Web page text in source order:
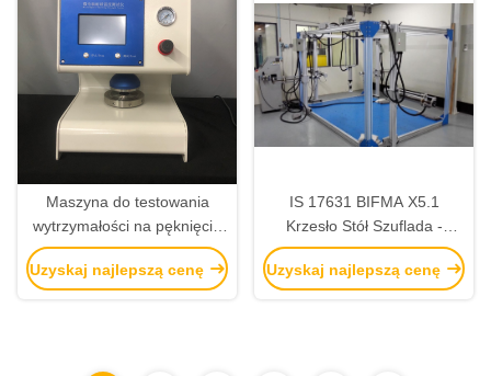
Maszyna do testowania
wytrzymałości na pęknięcie
papieru ISO2758 Papier
Uzyskaj najlepszą cenę
IS 17631 BIFMA X5.1
Krzesło Stół Szuflada -
Uniwersalna Maszyna do
Testowania Mebli Tester
Uzyskaj najlepszą cenę